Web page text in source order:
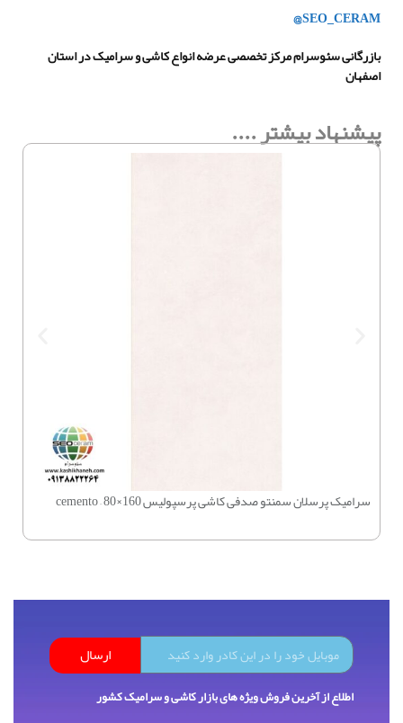
@SEO_CERAM
بازرگانی سئوسرام مرکز تخصصی عرضه انواع کاشی و سرامیک در استان
اصفهان
پیشنهاد بیشتر ....
سرامیک پرسلان سمنتو صدفی کاشی پرسپولیس 160×80 – cemento
ارسال
اطلاع از آخرین فروش ویژه های بازار کاشی و سرامیک کشور